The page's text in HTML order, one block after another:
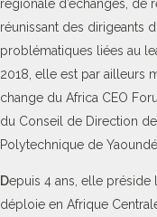
régionale d’échanges, de
réunissant des dirigeants
problématiques liées au
2018, elle est par ailleurs
change du Africa CEO
du Conseil de Direction
Polytechnique de Yaoundé.
Depuis 4 ans, elle préside
déploie en Afrique